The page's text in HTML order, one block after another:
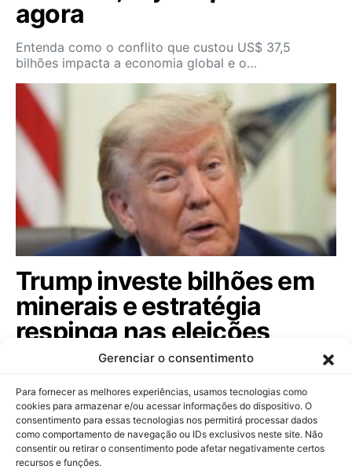
Gerenciar o consentimento
Para fornecer as melhores experiências, usamos tecnologias como
cookies para armazenar e/ou acessar informações do dispositivo. O
consentimento para essas tecnologias nos permitirá processar dados
como comportamento de navegação ou IDs exclusivos neste site. Não
consentir ou retirar o consentimento pode afetar negativamente certos
recursos e funções.
agora
Entenda como o conflito que custou US$ 37,5
bilhões impacta a economia global e o…
Trump investe bilhões em
minerais e estratégia
respinga nas eleições
brasileiras; veja
Com aporte de US$ 3 bilhões em mineração de
minerais críticos, governo americano busca…